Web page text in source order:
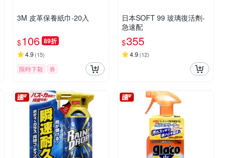
3M 皮革保養紙巾-20入
$106 89折
4.9 (15)
限時下殺 券
日本SOFT 99 玻璃復活劑-
急速配
$355
4.9 (12)